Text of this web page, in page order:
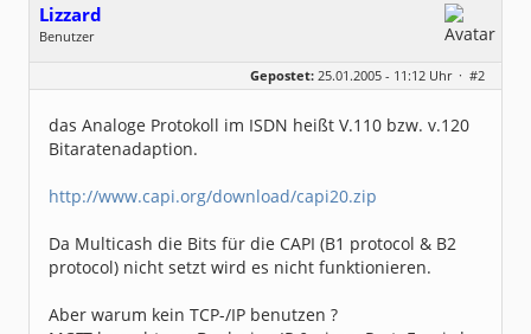
Lizzard
Benutzer
Dabei seit:
10 / 2003
Gepostet: 25.01.2005 - 11:12 Uhr · #2
das Analoge Protokoll im ISDN heißt V.110 bzw. v.120
Bitaratenadaption.
http://www.capi.org/download/capi20.zip
Da Multicash die Bits für die CAPI (B1 protocol & B2
protocol) nicht setzt wird es nicht funktionieren.
Aber warum kein TCP-/IP benutzen ?